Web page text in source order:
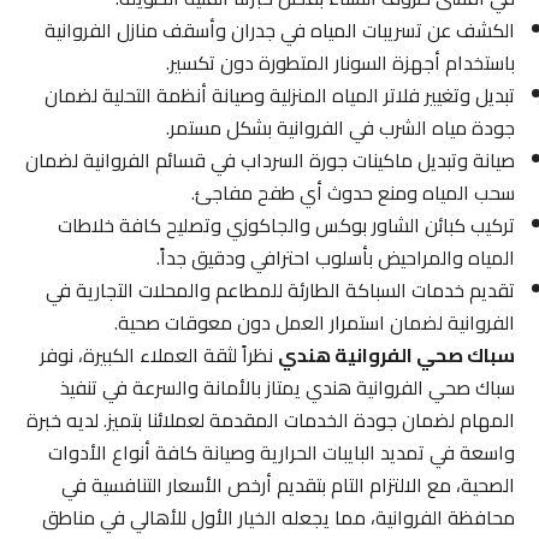
الكشف عن تسريبات المياه في جدران وأسقف منازل الفروانية
باستخدام أجهزة السونار المتطورة دون تكسير.
تبديل وتغيير فلاتر المياه المنزلية وصيانة أنظمة التحلية لضمان
جودة مياه الشرب في الفروانية بشكل مستمر.
صيانة وتبديل ماكينات جورة السرداب في قسائم الفروانية لضمان
سحب المياه ومنع حدوث أي طفح مفاجئ.
تركيب كبائن الشاور بوكس والجاكوزي وتصليح كافة خلاطات
المياه والمراحيض بأسلوب احترافي ودقيق جداً.
تقديم خدمات السباكة الطارئة للمطاعم والمحلات التجارية في
الفروانية لضمان استمرار العمل دون معوقات صحية.
سباك صحي الفروانية هندينظراً لثقة العملاء الكبيرة، نوفر
سباك صحي الفروانية هندي يمتاز بالأمانة والسرعة في تنفيذ
المهام لضمان جودة الخدمات المقدمة لعملائنا بتميز. لديه خبرة
واسعة في تمديد البايبات الحرارية وصيانة كافة أنواع الأدوات
الصحية، مع الالتزام التام بتقديم أرخص الأسعار التنافسية في
محافظة الفروانية، مما يجعله الخيار الأول للأهالي في مناطق